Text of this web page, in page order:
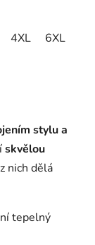
4XL 6XL
stylu a
skvělou
nich dělá
tepelný